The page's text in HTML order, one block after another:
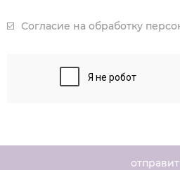
Согласие на обработку